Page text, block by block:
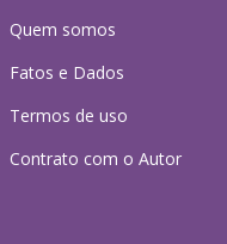
Quem somos
Fatos e Dados
Termos de uso
Contrato com o Autor